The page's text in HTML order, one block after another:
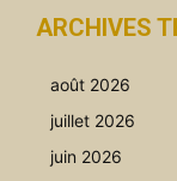
ARCHIVES
août 2026
juillet 2026
juin 2026